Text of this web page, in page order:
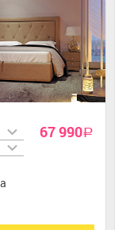
67 990a